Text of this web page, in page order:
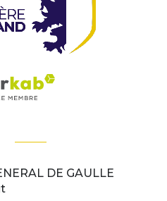
DE GAULLE